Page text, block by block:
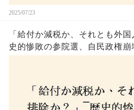
2025/07/23
「給付か減税か、それとも外
史的惨敗の参院選、自民政権崩